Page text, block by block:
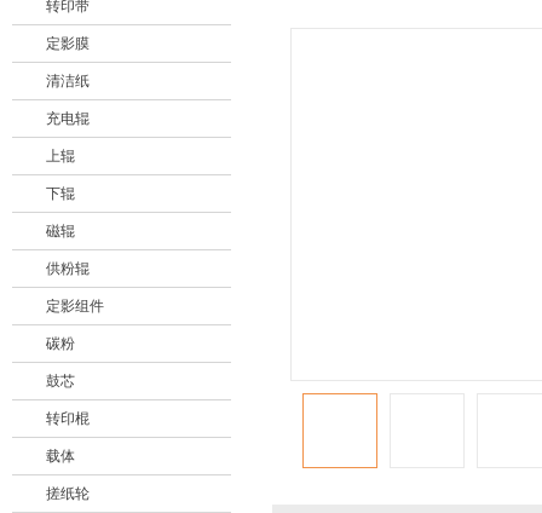
转印带
定影膜
清洁纸
充电辊
上辊
下辊
磁辊
供粉辊
定影组件
碳粉
鼓芯
转印棍
载体
搓纸轮